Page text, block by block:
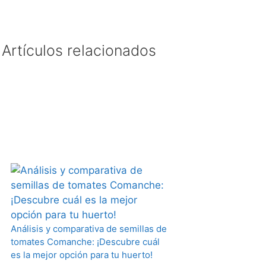
Artículos relacionados
Análisis y comparativa de semillas de
tomates Comanche: ¡Descubre cuál
es la mejor opción para tu huerto!